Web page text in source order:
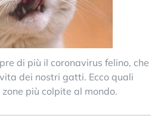
di più il coronavirus felino, che
dei nostri gatti. Ecco quali
più colpite al mondo.